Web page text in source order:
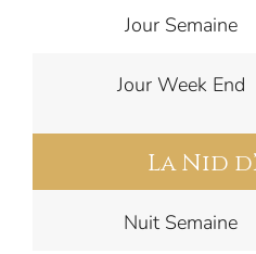
Jour Semaine
Jour Week End
La Nid
Nuit Semaine